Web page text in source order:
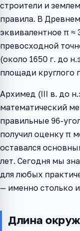
строители и
правила. В
эквивалентное π ≈
превосходной
(около 1650 г. до
площади круглого
Архимед (III в. до
математический
правильные 96-
получил оценку π
оставался
лет. Сегодня мы
для любых
— именно столько
Длина